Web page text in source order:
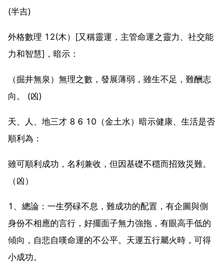
(半吉)
外格數理 12(木）[又稱靈運，主管命運之靈力、社交能
力和智慧]，暗示：
（掘井無泉）無理之數，發展薄弱，雖生不足，難酬志
向。 (凶)
天、人、地三才 8 6 10（金土水）暗示健康、生活是否
順利為：
雖可順利成功，名利兼收，但因基礎不穩而招致災難。
（凶）
1、總論：一生勞碌不息，難成功的配置，有企圖與側
身份不相應的言行，好擺面子無力強拖，有眼高手低的
傾向，自悲自嘆命運的不公平。天運五行屬火時，可得
小成功。